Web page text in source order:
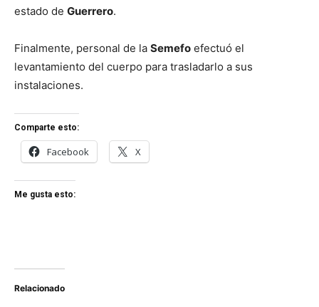
estado de Guerrero.
Finalmente, personal de la Semefo efectuó el
levantamiento del cuerpo para trasladarlo a sus
instalaciones.
Comparte esto:
Facebook X
Me gusta esto:
Relacionado